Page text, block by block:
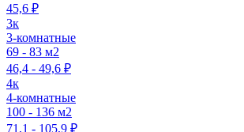
45,6 ₽
3к
3-комнатные
69 - 83 м2
46,4 - 49,6 ₽
4к
4-комнатные
100 - 136 м2
71,1 - 105,9 ₽